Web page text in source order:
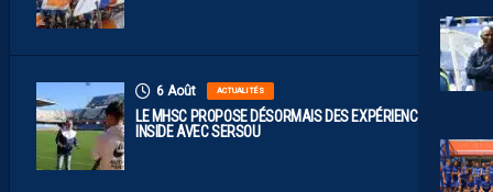
6 Août ACTUALITÉS
LE MHSC PROPOSE DÉSORMAIS DES EXPÉRIENCES
INSIDE AVEC SERSOU